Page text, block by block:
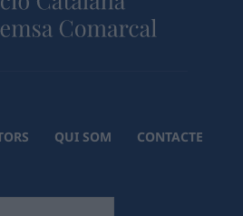
QUI SOM
CONTACTE